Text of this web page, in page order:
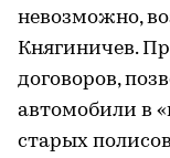
невозможно,
Княгиничев.
договоров,
автомобили в
старых